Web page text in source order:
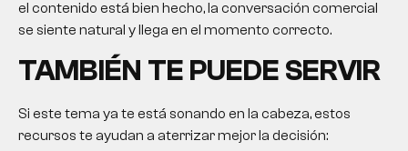
el contenido está bien hecho, la conversación comercial
se siente natural y llega en el momento correcto.
TAMBIÉN TE PUEDE SERVIR
Si este tema ya te está sonando en la cabeza, estos
recursos te ayudan a aterrizar mejor la decisión: